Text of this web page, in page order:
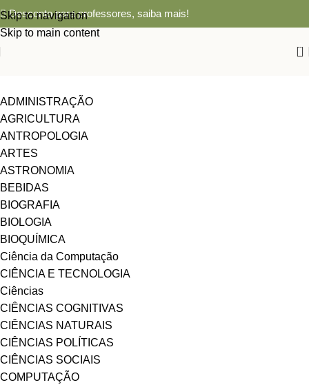
Skip to navigation
Skip to main content
Desconto para professores, saiba mais!
0
ADMINISTRAÇÃO
AGRICULTURA
ANTROPOLOGIA
ARTES
ASTRONOMIA
BEBIDAS
BIOGRAFIA
BIOLOGIA
BIOQUÍMICA
Ciência da Computação
CIÊNCIA E TECNOLOGIA
Ciências
CIÊNCIAS COGNITIVAS
CIÊNCIAS NATURAIS
CIÊNCIAS POLÍTICAS
CIÊNCIAS SOCIAIS
COMPUTAÇÃO